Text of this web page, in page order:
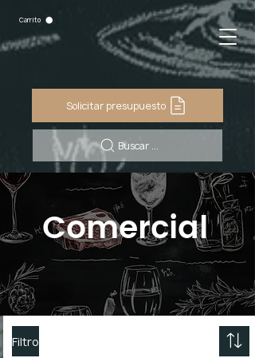
Carrito
Solicitar presupuesto
Buscar ...
Comercial
Filtro